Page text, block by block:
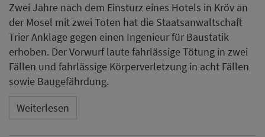
Zwei Jahre nach dem Einsturz eines Hotels in Kröv an
der Mosel mit zwei Toten hat die Staatsanwaltschaft
Trier Anklage gegen einen Ingenieur für Baustatik
erhoben. Der Vorwurf laute fahrlässige Tötung in zwei
Fällen und fahrlässige Körperverletzung in acht Fällen
sowie Baugefährdung.
Weiterlesen